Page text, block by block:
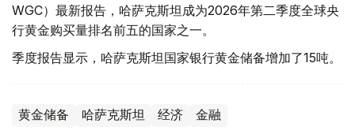
WGC）最新报告，哈萨克斯坦成为2026年第二季度全球央
行黄金购买量排名前五的国家之一。
季度报告显示，哈萨克斯坦国家银行黄金储备增加了15吨。
黄金储备 哈萨克斯坦 经济 金融